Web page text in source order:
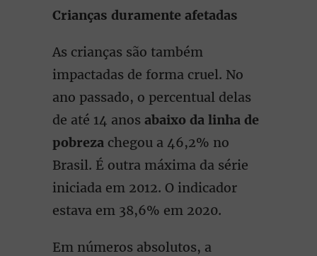
Crianças duramente afetadas
As crianças são também
impactadas de forma cruel. No
ano passado, o percentual delas
de até 14 anos abaixo da linha de
pobreza chegou a 46,2% no
Brasil. É outra máxima da série
iniciada em 2012. O indicador
estava em 38,6% em 2020.
Em números absolutos, a